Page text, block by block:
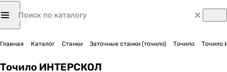
Главная Каталог Станки Заточные станки (точило) Точило Точило
Точило ИНТЕРСКОЛ